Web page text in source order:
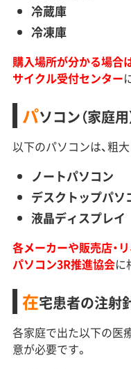
冷蔵庫
冷凍庫
購入場所が分かる場合
サイクル受付センター
パソコン（家庭用
以下のパソコンは、粗
ノートパソコン
デスクトップパソ
液晶ディスプレイ
各メーカーや販売店・リ
パソコン3R推進協会に
在宅患者の注射
各家庭で出た以下の医
意が必要です。